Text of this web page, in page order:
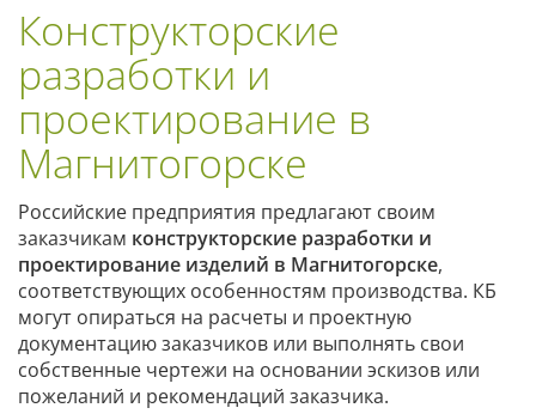
Конструкторские
разработки и
проектирование в
Магнитогорске
Российские предприятия предлагают своим
заказчикам конструкторские разработки и
проектирование изделий в Магнитогорске,
соответствующих особенностям производства. КБ
могут опираться на расчеты и проектную
документацию заказчиков или выполнять свои
собственные чертежи на основании эскизов или
пожеланий и рекомендаций заказчика.